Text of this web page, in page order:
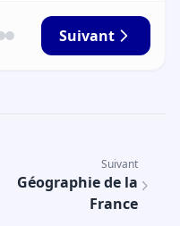
Suivant
Suivant
Géographie de la
France